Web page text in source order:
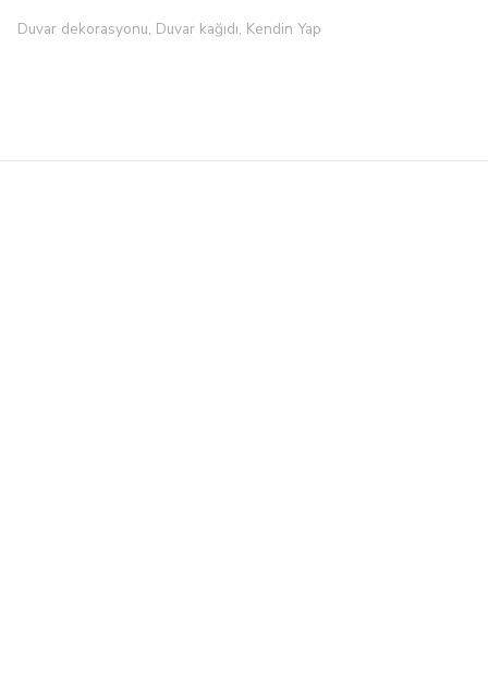
Duvar dekorasyonu, Duvar kağıdı, Kendin Yap